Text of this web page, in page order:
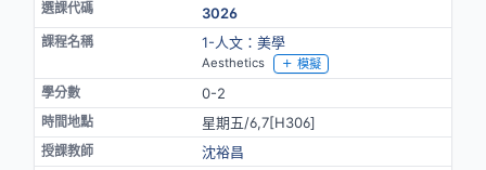
3026
1-人文：美學
Aesthetics 模擬
0-2
星期五/6,7[H306]
沈裕昌